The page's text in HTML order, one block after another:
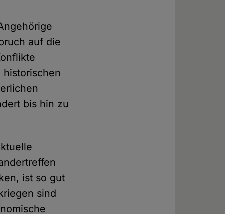
auf die
bis hin zu
ist so gut
sind